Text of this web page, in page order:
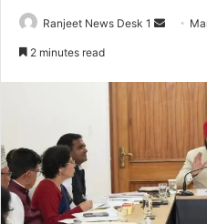
Ranjeet News Desk 1
d
m
a
i
2 minutes read